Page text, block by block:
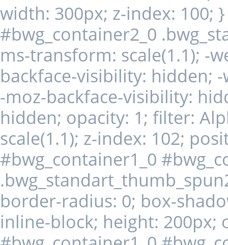
width: 300px; z-index: 100;
#bwg_container2_0
ms-transform: scale(1.1); -
backface-visibility: hidden;
-moz-backface-visibility:
hidden; opacity: 1; filter:
scale(1.1); z-index: 102;
#bwg_container1_0
border-radius: 0; box-
inline-block; height: 200px;